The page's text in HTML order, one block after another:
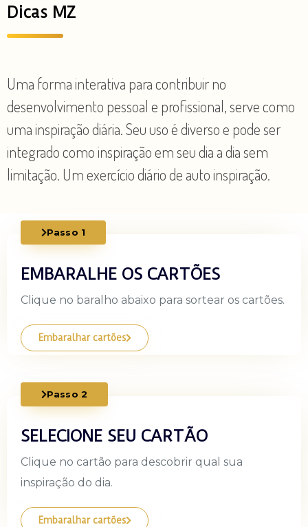
Dicas MZ
Uma forma interativa para contribuir no
desenvolvimento pessoal e profissional, serve como
uma inspiração diária. Seu uso é diverso e pode ser
integrado como inspiração em seu dia a dia sem
limitação. Um exercício diário de auto inspiração.
Passo 1
EMBARALHE OS CARTÕES
Clique no baralho abaixo para sortear os cartões.
Embaralhar cartões
Passo 2
SELECIONE SEU CARTÃO
Clique no cartão para descobrir qual sua
inspiração do dia.
Embaralhar cartões